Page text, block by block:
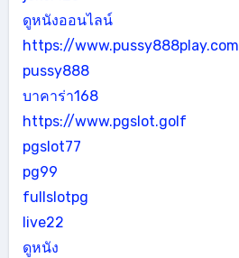
ดูหนังออนไลน์
https://www.pussy888play.com
pussy888
บาคาร่า168
https://www.pgslot.golf
pgslot77
pg99
fullslotpg
live22
ดูหนัง